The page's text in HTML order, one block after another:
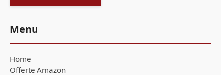
Menu
Home
Offerte Amazon